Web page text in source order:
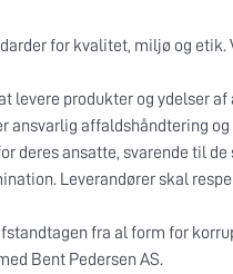
for kvalitet, miljø og
levere produkter og ydelser
ansvarlig affaldshåndtering
ansatte, svarende til
Leverandører skal
fra al form for
Bent Pedersen AS.